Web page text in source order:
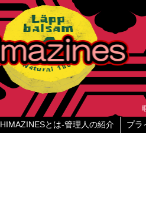
HIMAZINESとは-管理人の紹介 プラ